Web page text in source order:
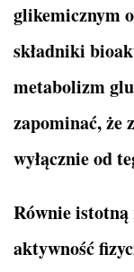
glikemicznym
składniki
metabolizm
zapominać, że
wyłącznie od
Równie
aktywność